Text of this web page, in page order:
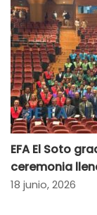
EFA El Soto
ceremonia
18 junio, 2026